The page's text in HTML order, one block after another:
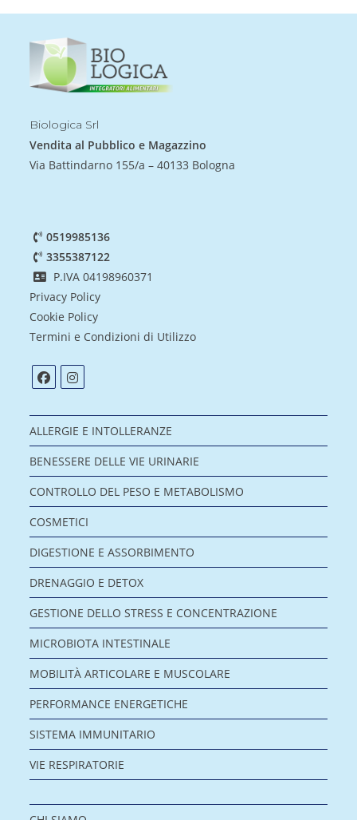
Biologica Srl
Vendita al Pubblico e Magazzino
Via Battindarno 155/a – 40133 Bologna
0519985136
3355387122
P.IVA 04198960371
Privacy Policy
Cookie Policy
Termini e Condizioni di Utilizzo
ALLERGIE E INTOLLERANZE
BENESSERE DELLE VIE URINARIE
CONTROLLO DEL PESO E METABOLISMO
COSMETICI
DIGESTIONE E ASSORBIMENTO
DRENAGGIO E DETOX
GESTIONE DELLO STRESS E CONCENTRAZIONE
MICROBIOTA INTESTINALE
MOBILITÀ ARTICOLARE E MUSCOLARE
PERFORMANCE ENERGETICHE
SISTEMA IMMUNITARIO
VIE RESPIRATORIE